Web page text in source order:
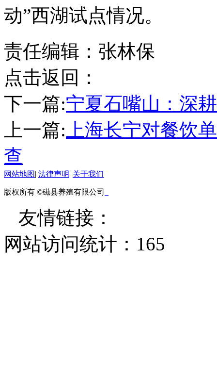
动”西湖试点情况。
责任编辑：张林保
点击返回：
下一篇:宁夏石嘴山：深
上一篇: 上海长宁对餐饮
查
网站地图| 法律声明| 关于我们
版权所有 ©磁县养殖有限公司
友情链接：
网站访问统计： 165